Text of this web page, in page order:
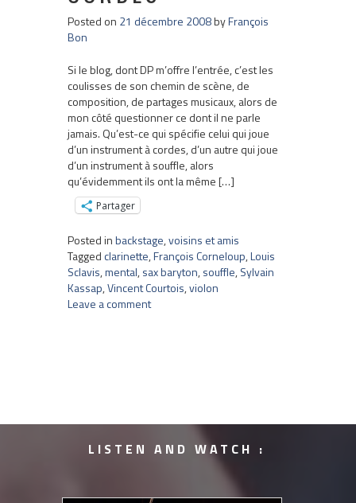
Posted on 21 décembre 2008byFrançois
Bon
Si le blog, dont DP m’offre l’entrée, c’est les
coulisses de son chemin de scène, de
composition, de partages musicaux, alors de
mon côté questionner ce dont il ne parle
jamais. Qu’est-ce qui spécifie celui qui joue
d’un instrument à cordes, d’un autre qui joue
d’un instrument à souffle, alors
qu’évidemment ils ont la même […]
Partager
Posted inbackstage,voisins et amis
Taggedclarinette,François Corneloup,Louis
Sclavis,mental,sax baryton,souffle,Sylvain
Kassap,Vincent Courtois,violon
Leave a comment
LISTEN AND WATCH :